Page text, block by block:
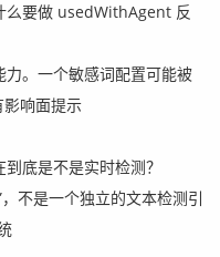
的组建是spark组件：
么要做 usedWithAgent 反
。一个敏感词配置可能被
响面提示
底是不是实时检测？
不是一个独立的文本检测引